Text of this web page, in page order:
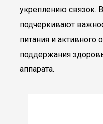
укреплению связок.
подчеркивают
питания и активного
поддержания
аппарата.